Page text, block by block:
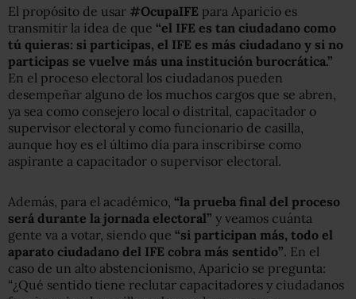
El propósito de usar #OcupaIFE para Aparicio es
transmitir la idea de que “el IFE es tan ciudadano como
tú quieras: si participas, el IFE es más ciudadano y si no
participas se vuelve más una institución burocrática.”
En el proceso electoral los ciudadanos pueden
desempeñar alguno de los muchos cargos que se abren,
ya sea como consejero local o distrital, capacitador o
supervisor electoral y como funcionario de casilla,
aunque hoy es el último día para inscribirse como
aspirante a capacitador o supervisor electoral.
Además, para el académico, “la prueba final del proceso
será durante la jornada electoral” y veamos cuánta
gente va a votar, siendo que “si participan más, todo el
aparato ciudadano del IFE cobra más sentido”. En el
caso de un alto abstencionismo, Aparicio se pregunta:
“¿Qué sentido tiene reclutar capacitadores y ciudadanos